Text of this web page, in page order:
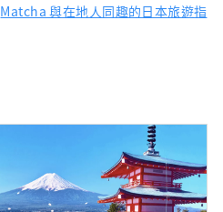
Matcha 與在地人同趣的日本旅遊指